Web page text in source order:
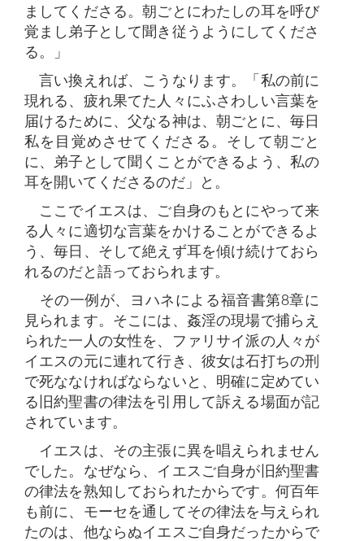
ましてくださる。朝ごとにわたしの耳を呼び
覚まし弟子として聞き従うようにしてくださ
る。」
言い換えれば、こうなります。「私の前に
現れる、疲れ果てた人々にふさわしい言葉を
届けるために、父なる神は、朝ごとに、毎日
私を目覚めさせてくださる。そして朝ごと
に、弟子として聞くことができるよう、私の
耳を開いてくださるのだ」と。
ここでイエスは、ご自身のもとにやって来
る人々に適切な言葉をかけることができるよ
う、毎日、そして絶えず耳を傾け続けておら
れるのだと語っておられます。
その一例が、ヨハネによる福音書第8章に
見られます。そこには、姦淫の現場で捕らえ
られた一人の女性を、ファリサイ派の人々が
イエスの元に連れて行き、彼女は石打ちの刑
で死ななければならないと、明確に定めてい
る旧約聖書の律法を引用して訴える場面が記
されています。
イエスは、その主張に異を唱えられません
でした。なぜなら、イエスご自身が旧約聖書
の律法を熟知しておられたからです。何百年
も前に、モーセを通してその律法を与えられ
たのは、他ならぬイエスご自身だったからで